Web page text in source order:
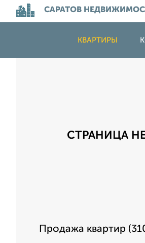
САРАТОВ
КВАРТИРЫ
СТРАНИЦА
Продажа квартир